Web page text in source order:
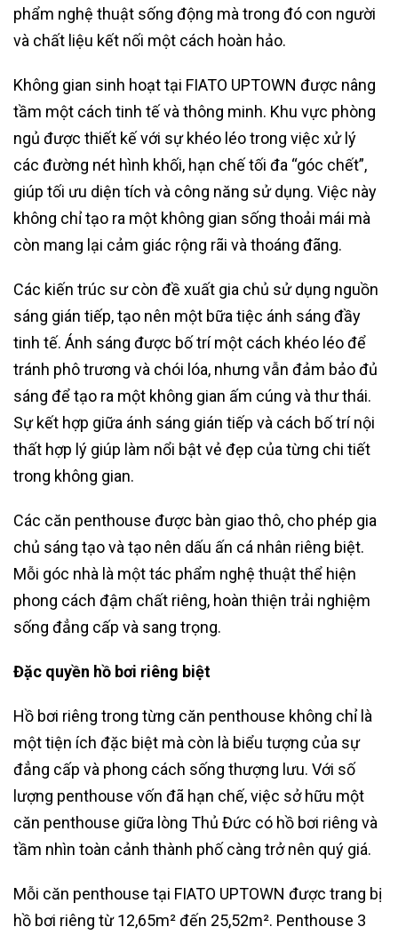
phẩm nghệ thuật sống động mà trong đó con người
và chất liệu kết nối một cách hoàn hảo.
Không gian sinh hoạt tại FIATO UPTOWN được nâng
tầm một cách tinh tế và thông minh. Khu vực phòng
ngủ được thiết kế với sự khéo léo trong việc xử lý
các đường nét hình khối, hạn chế tối đa “góc chết”,
giúp tối ưu diện tích và công năng sử dụng. Việc này
không chỉ tạo ra một không gian sống thoải mái mà
còn mang lại cảm giác rộng rãi và thoáng đãng.
Các kiến trúc sư còn đề xuất gia chủ sử dụng nguồn
sáng gián tiếp, tạo nên một bữa tiệc ánh sáng đầy
tinh tế. Ánh sáng được bố trí một cách khéo léo để
tránh phô trương và chói lóa, nhưng vẫn đảm bảo đủ
sáng để tạo ra một không gian ấm cúng và thư thái.
Sự kết hợp giữa ánh sáng gián tiếp và cách bố trí nội
thất hợp lý giúp làm nổi bật vẻ đẹp của từng chi tiết
trong không gian.
Các căn penthouse được bàn giao thô, cho phép gia
chủ sáng tạo và tạo nên dấu ấn cá nhân riêng biệt.
Mỗi góc nhà là một tác phẩm nghệ thuật thể hiện
phong cách đậm chất riêng, hoàn thiện trải nghiệm
sống đẳng cấp và sang trọng.
Đặc quyền hồ bơi riêng biệt
Hồ bơi riêng trong từng căn penthouse không chỉ là
một tiện ích đặc biệt mà còn là biểu tượng của sự
đẳng cấp và phong cách sống thượng lưu. Với số
lượng penthouse vốn đã hạn chế, việc sở hữu một
căn penthouse giữa lòng Thủ Đức có hồ bơi riêng và
tầm nhìn toàn cảnh thành phố càng trở nên quý giá.
Mỗi căn penthouse tại FIATO UPTOWN được trang bị
hồ bơi riêng từ 12,65m² đến 25,52m². Penthouse 3